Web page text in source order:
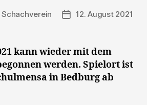
12. August 2021
kann wieder mit dem
werden. Spielort ist
in Bedburg ab